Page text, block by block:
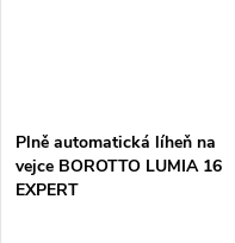
Plně automatická líheň na
vejce BOROTTO LUMIA 16
EXPERT